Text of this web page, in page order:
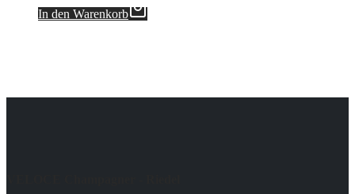
In den Warenkorb